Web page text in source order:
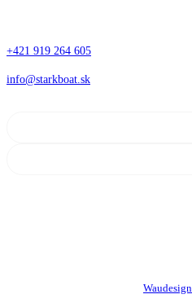
+421 919 264 605
info@starkboat.sk
Waudesign